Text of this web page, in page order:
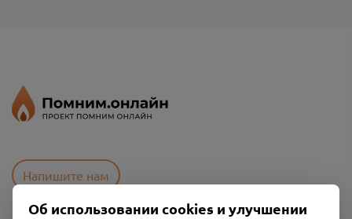
Напишите нам
Об использовании cookies и улучшении